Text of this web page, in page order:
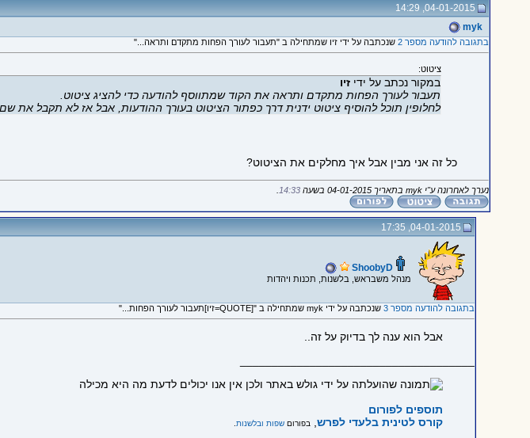
04-01-2015, 14:29
myk
בתגובה להודעה מספר 2
שנכתבה על ידי זיו שמתחילה ב "תעבור לעורך הפחות מתקדם ותראה..."
ציטוט:
במקור נכתב על ידי זיו
תעבור לעורך הפחות מתקדם ותראה את הקוד שמתווסף להודעה כדי להציג ציטוט.
לחלופין תוכל להוסיף ציטוט ידנית דרך כפתור הציטוט בעורך ההודעות, אבל אז לא תקבל
כל זה אני מבין אבל איך מחלקים את הציטוט?
נערך לאחרונה ע"י myk בתאריך 04-01-2015 בשעה 14:33
04-01-2015, 17:35
ShoobyD
מנהל משבראש, בלשנות, תכנות ויהדות
בתגובה להודעה מספר 3 שנכתבה על ידי myk שמתחילה ב "[QUOTE=זיו]תעבור לעורך הפחות..."
אבל הוא ענה לך בדיוק על זה..
תוספים לפורום
קורס לטינית בלעדי לפרש, בפורום שפות ובלשנות.